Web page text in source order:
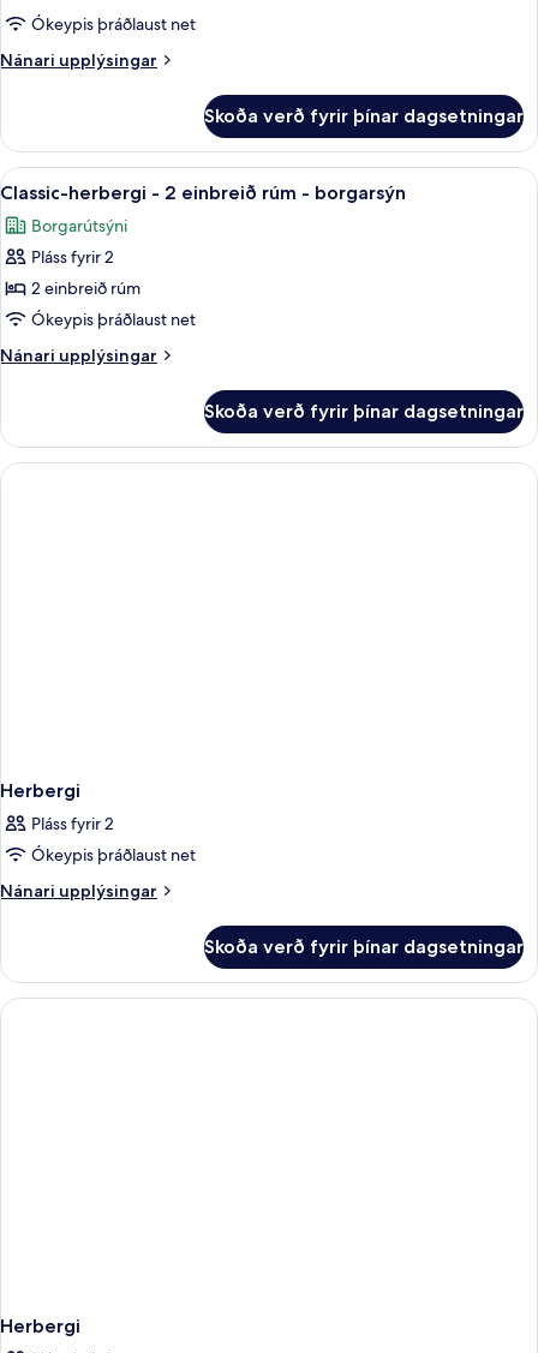
-
1
rúm
verönd
(view)
Ókeypis þráðlaust net
Nánari upplýsingar
Nánari
herbergi
1
tvíbreitt
rúm
verönd
(view)
Skoða verð fyrir þínar dagsetningar
Skoða
allar
myndir
fyrir
Classic-
herbergi
-
2
rúm
borgarsýn
Classic-herbergi - 2 einbreið rúm -
6
Classic-herbergi - 2 einbreið rúm - borgarsýn
Borgarútsýni
Pláss fyrir 2
2 einbreið rúm
Ókeypis þráðlaust net
Nánari upplýsingar
Nánari
herbergi
2
Skoða verð fyrir þínar dagsetningar
Herbergi
Pláss fyrir 2
Ókeypis þráðlaust net
Nánari upplýsingar
Nánari
Skoða verð fyrir þínar dagsetningar
Herbergi